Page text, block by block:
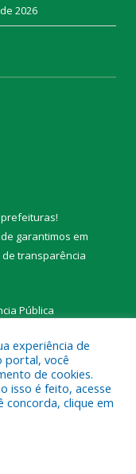
2026
!
garantimos em
de transparência
Pública
Municipal de
experiência de
portal, você
de cookies.
isso é feito, acesse
concorda, clique em